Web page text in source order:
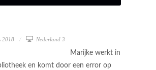
2018 Nederland 3
Marijke werkt in
en komt door een error op